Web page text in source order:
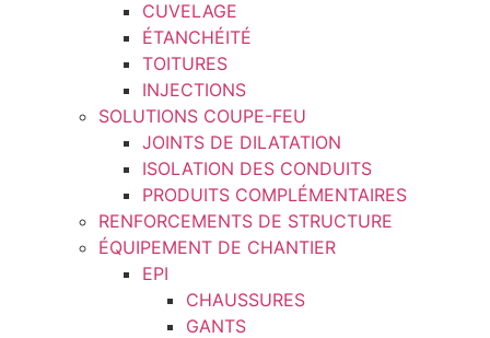
CUVELAGE
ÉTANCHÉITÉ
TOITURES
INJECTIONS
SOLUTIONS COUPE-FEU
JOINTS DE DILATATION
ISOLATION DES CONDUITS
PRODUITS COMPLÉMENTAIRES
RENFORCEMENTS DE STRUCTURE
ÉQUIPEMENT DE CHANTIER
EPI
CHAUSSURES
GANTS